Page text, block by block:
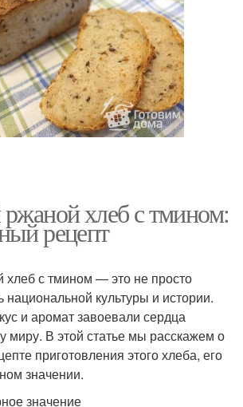
хлеб с тмином:
рецепт
хлеб с тмином — это не просто
национальной культуры и истории.
и аромат завоевали сердца
миру. В этой статье мы расскажем о
приготовления этого хлеба, его
значении.
значение